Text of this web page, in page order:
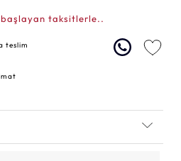
başlayan taksitlerle..
teslim